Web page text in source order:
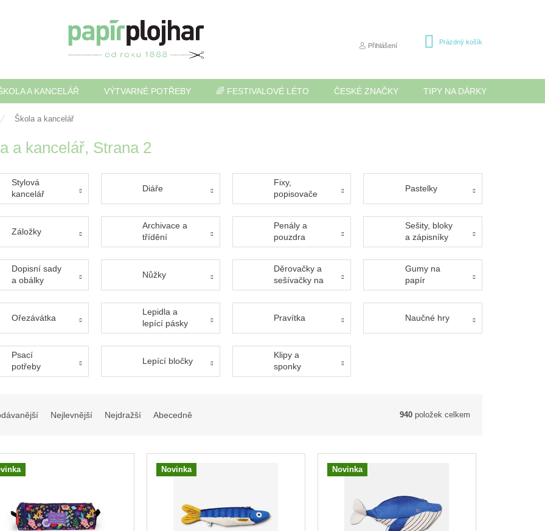
Přihlášení
NÁKUPNÍ
Prázdný košík
A KANCELÁŘ VÝTVARNÉ POTŘEBY 🌈 FESTIVALOVÉ LÉTO ČESKÉ ZNAČKY TIPY NA DÁRKY
Škola a kancelář
a kancelář, Strana 2
Stylová
kancelář
Diáře
Fixy,
popisovače
Pastelky
Záložky
Archivace a
třídění
Penály a
pouzdra
Sešity, bloky
a zápisníky
Dopisní sady
a obálky
Nůžky
Děrovačky a
sešívačky na
papír
Gumy na
papír
Ořezávátka
Lepidla a
lepící pásky
Pravítka Naučné hry
Psací
potřeby
Lepící bločky
Klipy a
sponky
Nejlevnější Nejdražší Abecedně 940 položek celkem
Novinka Novinka